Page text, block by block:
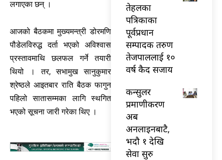
लगाएका छन् ।
आजको बैठकमा मुख्यमन्त्री डोरमणि
पौडेलविरुद्ध दर्ता भएको अविश्वास
प्रस्तावमाथि छलफल गर्ने तयारी
थियो । तर, सभामुख सानुकुमार
श्रेष्ठले आइतबार राति बैठक फागुन
पहिलो सातासम्मका लागि स्थगित
भएको सूचना जारी गरेका थिए ।
तेहलका
पत्रिकाका
पूर्वप्रधान
सम्पादक तरुण
तेजपाललाई १०
वर्ष कैद सजाय
कन्सुलर
प्रमाणीकरण
अब
अनलाइनबाटै,
भदौ १ देखि
सेवा सुरु